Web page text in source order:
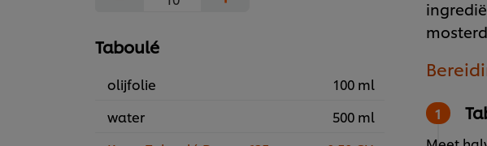
Taboulé
olijfolie
100 ml
water
500 ml